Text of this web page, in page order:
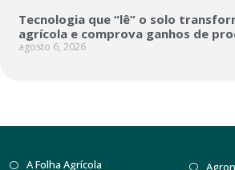
Tecnologia que “lê” o solo
agrícola e comprova ganhos de
agosto 6, 2026
A Folha Agrícola